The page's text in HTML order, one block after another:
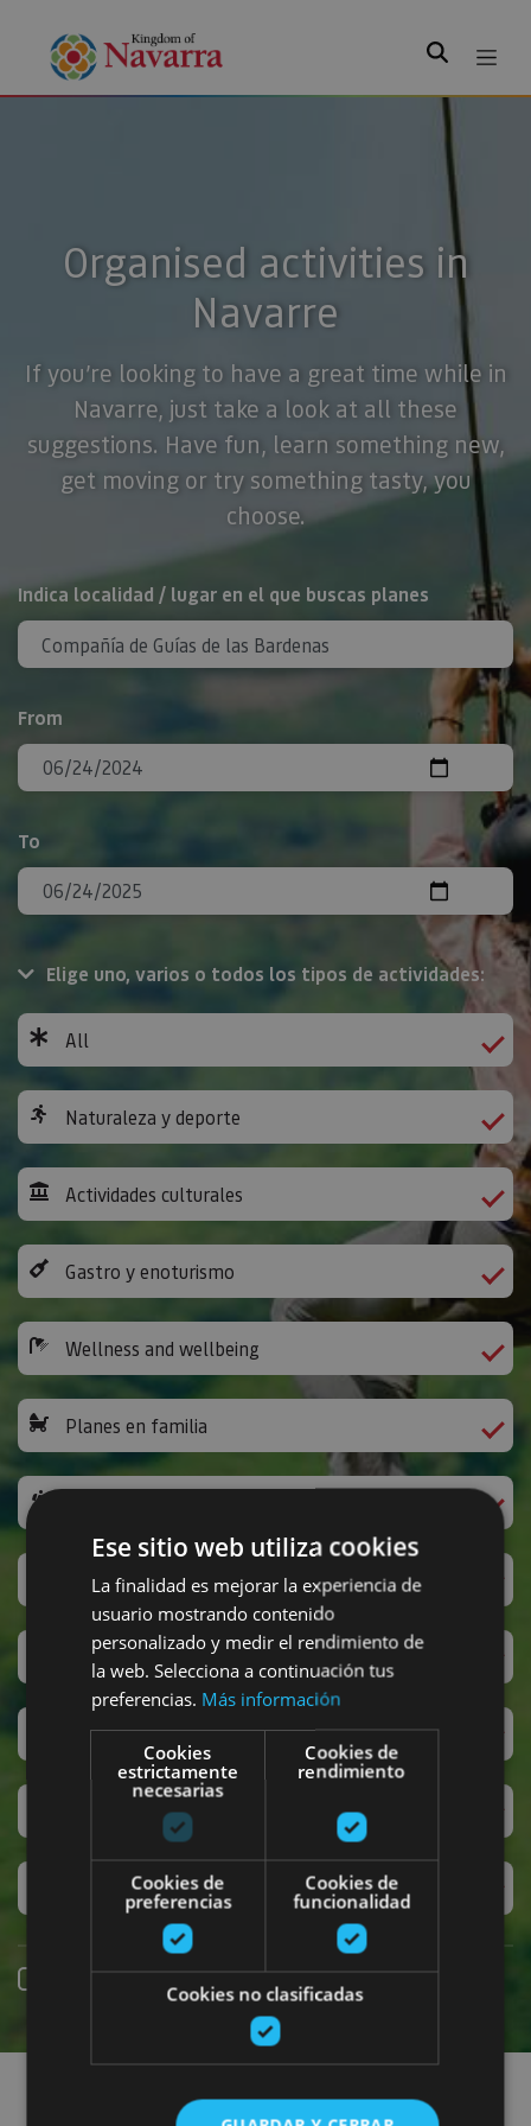
Search
Organised activities in
Navarre
If you’re looking to have a great time while in
Navarre, just take a look at all these
suggestions. Have fun, learn something new,
get moving or try something tasty, you
choose.
Search
Indica localidad / lugar en el que buscas planes
From
To
Elige uno, varios o todos los tipos de actividades:
All
Naturaleza y deporte
Actividades culturales
Gastro y enoturismo
Wellness and wellbeing
Planes en familia
Leisure activities and others
San Fermin
Accesibilidad
Turismo regenerativo
Experiencias exclusivas
Online booking
Find plans
Ese sitio web utiliza cookies
La finalidad es mejorar la experiencia de
usuario mostrando contenido
personalizado y medir el rendimiento de
la web. Selecciona a continuación tus
preferencias. Más información
Cookies
estrictamente
necesarias
Cookies de
rendimiento
Cookies de
preferencias
Cookies de
funcionalidad
Cookies no clasificadas